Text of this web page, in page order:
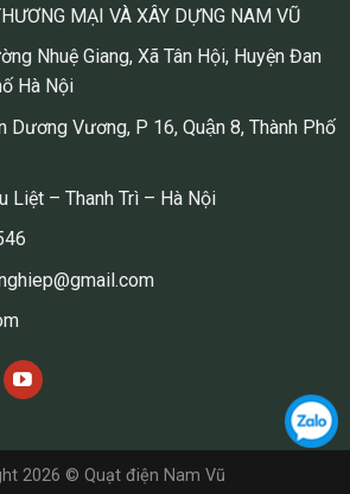
MẠI VÀ XÂY DỰNG NAM VŨ
Nhuệ Giang, Xã Tân Hội, Huyện Đan
Hà Nội
Dương Vương, P 16, Quận 8, Thành Phố
Liệt – Thanh Trì – Hà Nội
2026 © Quạt điện Nam Vũ